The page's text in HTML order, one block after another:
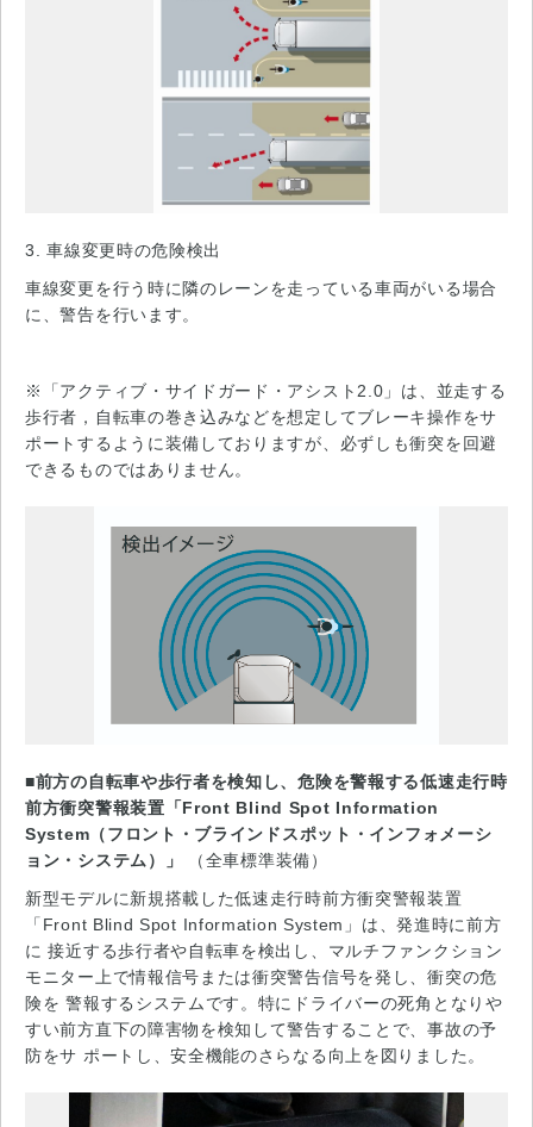
3. 車線変更時の危険検出
車線変更を行う時に隣のレーンを走っている車両がいる場合
に、警告を行います。
※「アクティブ・サイドガード・アシスト2.0」は、並走する
歩行者，自転車の巻き込みなどを想定してブレーキ操作をサ
ポートするように装備しておりますが、必ずしも衝突を回避
できるものではありません。
■前方の自転車や歩行者を検知し、危険を警報する低速走行時
前方衝突警報装置「Front Blind Spot Information
System（フロント・ブラインドスポット・インフォメーシ
ョン・システム）」
（全車標準装備）
新型モデルに新規搭載した低速走行時前方衝突警報装置
「Front Blind Spot Information System」は、発進時に前方
に 接近する歩行者や自転車を検出し、マルチファンクション
モニター上で情報信号または衝突警告信号を発し、衝突の危
険を 警報するシステムです。特にドライバーの死角となりや
すい前方直下の障害物を検知して警告することで、事故の予
防をサ ポートし、安全機能のさらなる向上を図りました。